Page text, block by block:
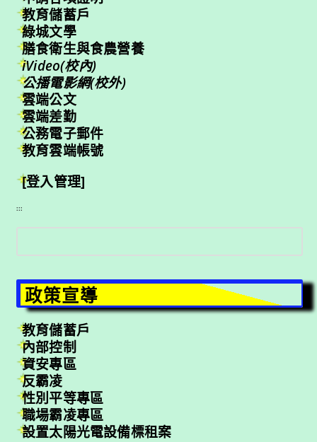
教育儲蓄戶
綠城文學
膳食衛生與食農營養
iVideo(校內)
公播電影網(校外)
雲端公文
雲端差勤
公務電子郵件
教育雲端帳號
[登入管理]
:::
搜
尋
政策宣導
教育儲蓄戶
內部控制
資安專區
反霸凌
性別平等專區
職場霸凌專區
設置太陽光電設備標租案